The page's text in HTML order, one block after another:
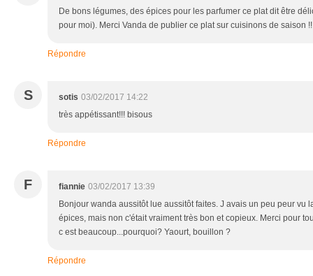
De bons légumes, des épices pour les parfumer ce plat dit être
pour moi). Merci Vanda de publier ce plat sur cuisinons de saison
Répondre
S sotis 03/02/2017 14:22
très appétissant!!! bisous
Répondre
F fiannie 03/02/2017 13:39
Bonjour wanda aussitôt lue aussitôt faites. J avais un peu peur vu
épices, mais non c'était vraiment très bon et copieux. Merci pour
c est beaucoup...pourquoi? Yaourt, bouillon ?
Répondre